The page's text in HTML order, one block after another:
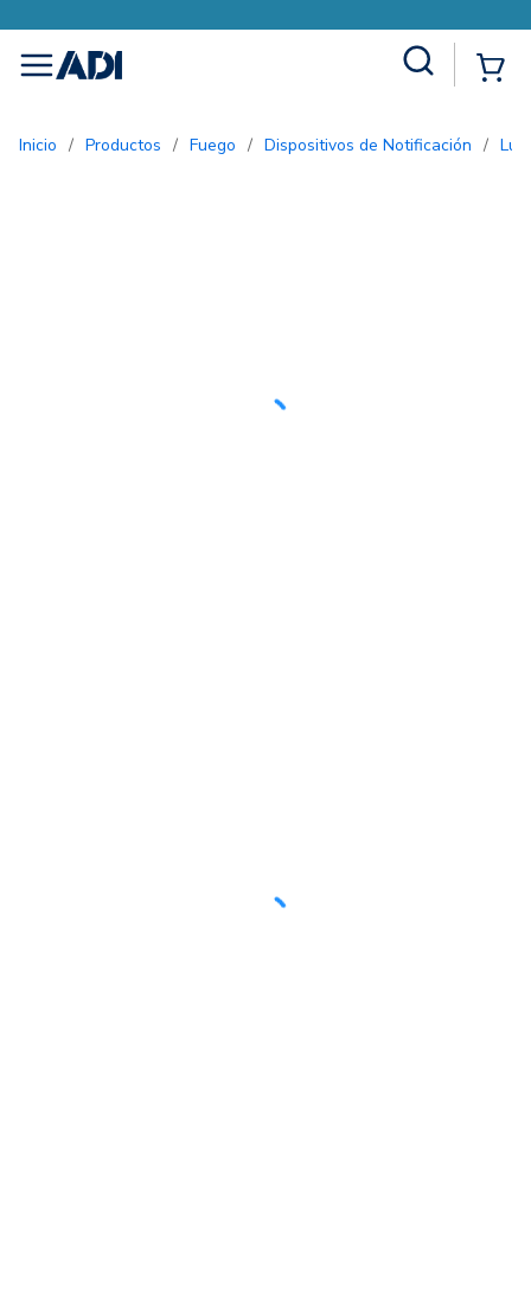
menu
Inicio / Productos / Fuego / Dispositivos de Notificación /